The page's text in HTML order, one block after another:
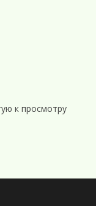
к просмотру